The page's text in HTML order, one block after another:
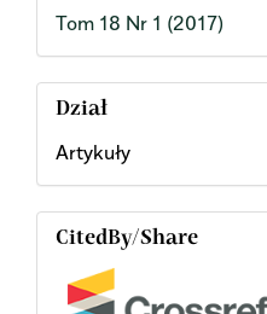
Tom 18 Nr 1 (2017)
Dział
Artykuły
CitedBy/Share